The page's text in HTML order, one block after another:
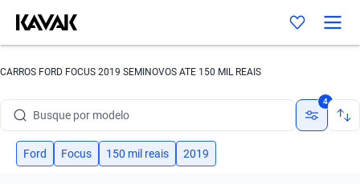
CARROS FORD FOCUS 2019 SEMINOVOS ATE 150 MIL REAIS
Busque por modelo
Busque por versão
4
Ford Focus 150 mil reais 2019